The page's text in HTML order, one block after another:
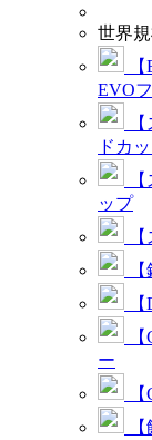
世界
EVO
ドカ
ップ
ー